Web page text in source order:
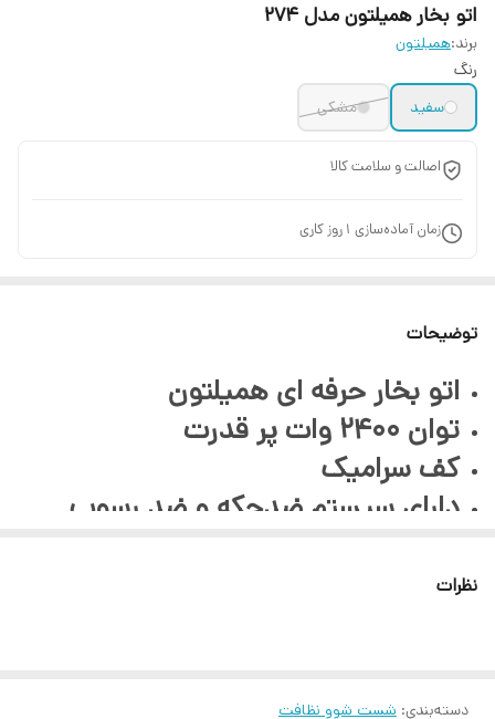
اتو بخار همیلتون مدل 274
برند:همیلتون
رنگ
سفید
مشکی
اصالت و سلامت کالا
زمان آماده‌سازی 1 روز کاری
توضیحات
اتو بخار حرفه ای همیلتون
توان 2400 وات پر قدرت
کف سرامیک
دارای سیستم ضدچکه و ضد رسوب
قابلیت توزیع یکنواخت دما
دارای دو کلید فشاری برای پاشش آب و
نظرات
دسته‌بندی: شست شوو نظافت